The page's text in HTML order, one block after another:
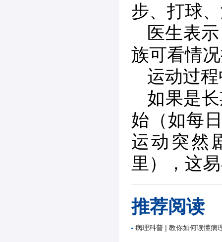
步、打球
医生表
族可看情
运动过
如果是
始（如每
运动突然
里），这
推荐阅读
病理科普 | 教你如何读懂病